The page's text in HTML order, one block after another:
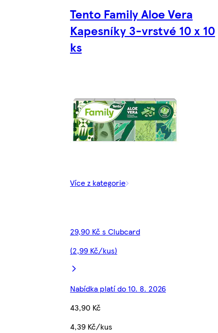
Tento Family Aloe Vera
Kapesníky 3-vrstvé 10 x 10
ks
Více z kategorie
29,90 Kč s Clubcard
(2,99 Kč/kus)
Nabídka platí do 10. 8. 2026
43,90 Kč
4,39 Kč/kus